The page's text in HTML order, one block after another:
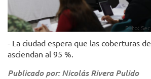
Foto:
- La ciudad espera que las coberturas
asciendan al 95 %.
Publicado por: Nicolás Rivera Pulido